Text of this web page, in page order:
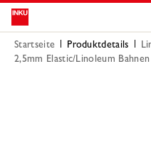
Startseite Produktdetails
2,5mm Elastic/Linoleum